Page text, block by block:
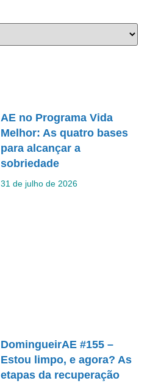
AE no Programa Vida
Melhor: As quatro bases
para alcançar a
sobriedade
31 de julho de 2026
DomingueirAE #155 –
Estou limpo, e agora? As
etapas da recuperação